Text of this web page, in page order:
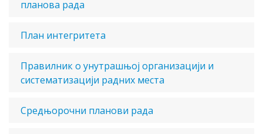
планова рада
План интегритета
Правилник о унутрашњој организацији и
систематизацији радних места
Средњорочни планови рада